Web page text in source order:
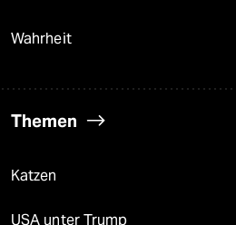
Wahrheit
Themen
Katzen
USA unter Trump